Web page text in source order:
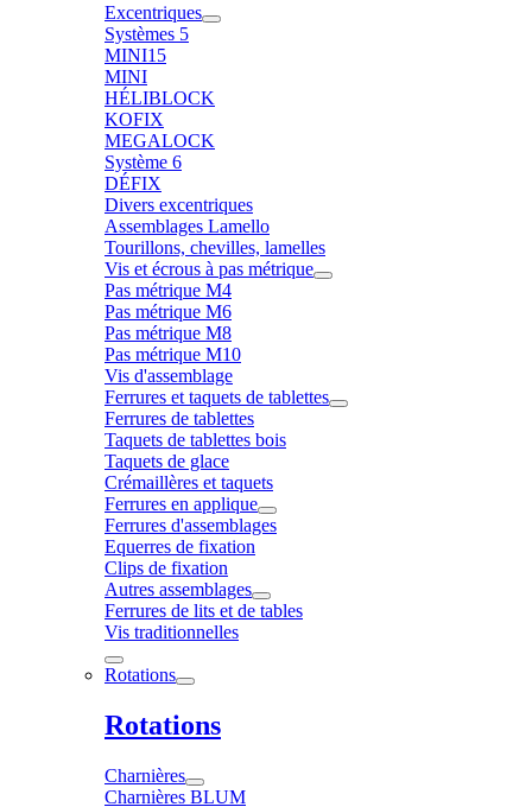
Excentriques
Systèmes 5
MINI15
MINI
HÉLIBLOCK
KOFIX
MEGALOCK
Système 6
DÉFIX
Divers excentriques
Assemblages Lamello
Tourillons, chevilles, lamelles
Vis et écrous à pas métrique
Pas métrique M4
Pas métrique M6
Pas métrique M8
Pas métrique M10
Vis d'assemblage
Ferrures et taquets de tablettes
Ferrures de tablettes
Taquets de tablettes bois
Taquets de glace
Crémaillères et taquets
Ferrures en applique
Ferrures d'assemblages
Equerres de fixation
Clips de fixation
Autres assemblages
Ferrures de lits et de tables
Vis traditionnelles
Rotations
Rotations
Charnières
Charnières BLUM